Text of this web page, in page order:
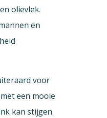
olievlek.
en
voor
een mooie
kan stijgen.